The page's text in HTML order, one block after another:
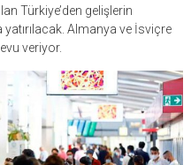
Türkiye’den gelişlerin
Almanya ve İsviçre
veriyor.